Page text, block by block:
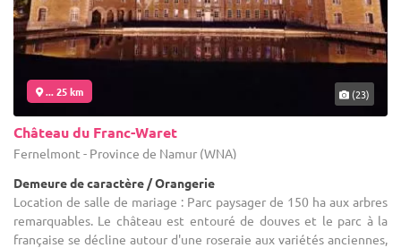
... 25 km (23)
Château du Franc-Waret
Fernelmont - Province de Namur (WNA)
Demeure de caractère / Orangerie
Location de salle de mariage : Parc paysager de 150 ha aux arbres
remarquables. Le château est entouré de douves et le parc à la
française se décline autour d'une roseraie aux variétés anciennes,